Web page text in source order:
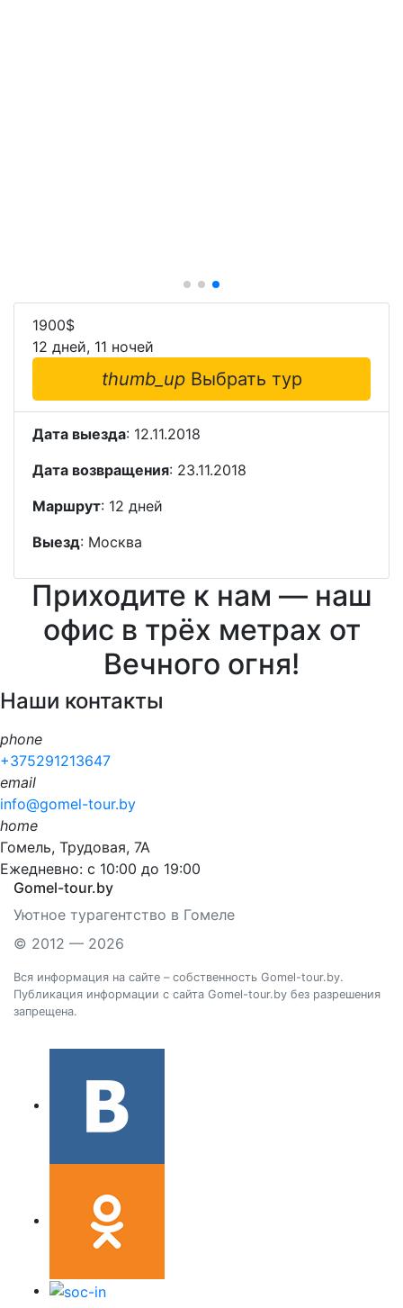
1900$
12 дней, 11 ночей
thumb_up Выбрать тур
Дата выезда: 12.11.2018
Дата возвращения: 23.11.2018
Маршрут: 12 дней
Выезд: Москва
Приходите к нам — наш
офис в трёх метрах от
Вечного огня!
Наши контакты
phone
+375291213647
email
info@gomel-tour.by
home
Гомель, Трудовая, 7А
Ежедневно: с 10:00 до 19:00
Gomel-tour.by
Уютное турагентство в Гомеле
© 2012 — 2026
Вся информация на сайте – собственность Gomel-tour.by.
Публикация информации с сайта Gomel-tour.by без разрешения
запрещена.